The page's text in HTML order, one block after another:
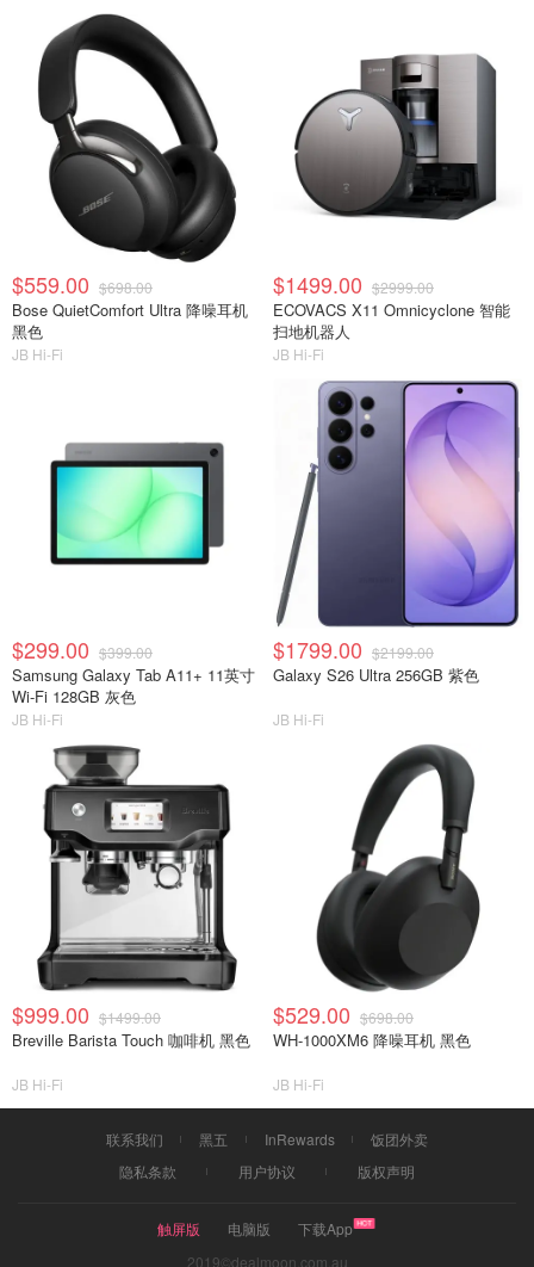
$559.00 $698.00
Bose QuietComfort Ultra 降噪耳机
黑色
JB Hi-Fi
$1499.00 $2999.00
ECOVACS X11 Omnicyclone 智能
扫地机器人
JB Hi-Fi
$299.00 $399.00
Samsung Galaxy Tab A11+ 11英寸
Wi-Fi 128GB 灰色
JB Hi-Fi
$1799.00 $2199.00
Galaxy S26 Ultra 256GB 紫色
JB Hi-Fi
$999.00 $1499.00
Breville Barista Touch 咖啡机 黑色
JB Hi-Fi
$529.00 $698.00
WH-1000XM6 降噪耳机 黑色
JB Hi-Fi
联系我们 黑五 InRewards
饭团外卖
隐私条款
用户协议 版权声明
触屏版 电脑版
下载App
2019©dealmoon.com.au